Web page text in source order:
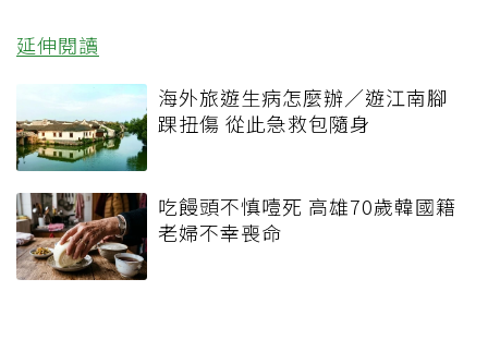
延伸閱讀
海外旅遊生病怎麼辦／遊江南腳
踝扭傷 從此急救包隨身
吃饅頭不慎噎死 高雄70歲韓國籍
老婦不幸喪命